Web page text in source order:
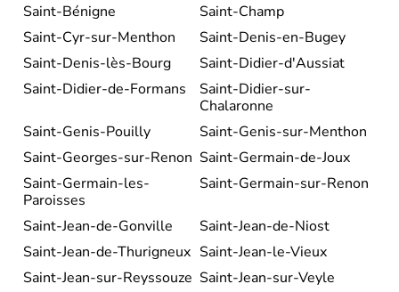
Saint-Bénigne
Saint-Champ
Saint-Cyr-sur-Menthon
Saint-Denis-en-Bugey
Saint-Denis-lès-Bourg
Saint-Didier-d'Aussiat
Saint-Didier-de-Formans
Saint-Didier-sur-
Chalaronne
Saint-Genis-Pouilly
Saint-Genis-sur-Menthon
Saint-Georges-sur-Renon Saint-Germain-de-Joux
Saint-Germain-les-
Paroisses
Saint-Germain-sur-Renon
Saint-Jean-de-Gonville
Saint-Jean-de-Niost
Saint-Jean-de-Thurigneux Saint-Jean-le-Vieux
Saint-Jean-sur-Reyssouze Saint-Jean-sur-Veyle